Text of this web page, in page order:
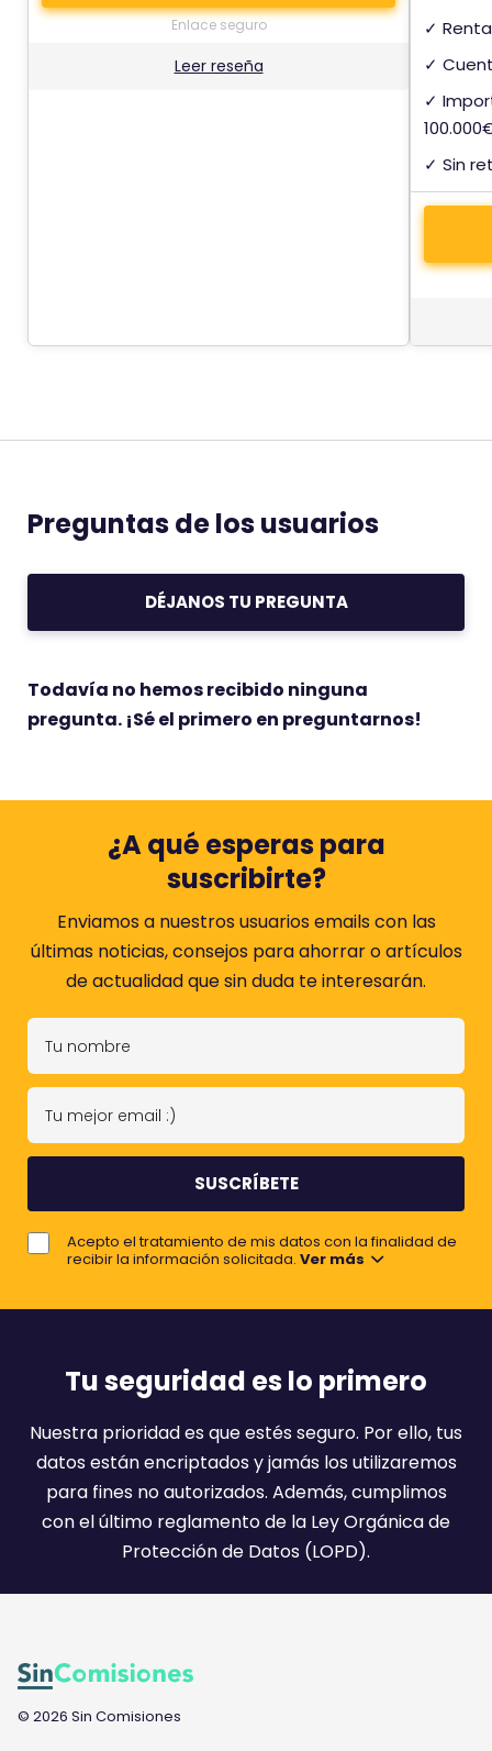
Enlace seguro
Leer reseña
✓
✓
✓
✓ Sin
Preguntas de los usuarios
DÉJANOS TU PREGUNTA
Todavía no hemos recibido ninguna
pregunta. ¡Sé el primero en preguntarnos!
¿A qué esperas para
suscribirte?
Enviamos a nuestros usuarios emails con las
últimas noticias, consejos para ahorrar o artículos
de actualidad que sin duda te interesarán.
T
n
m
r
e
T
m
j
o
e
Acepto el tratamiento de mis datos con la finalidad de
recibir la información solicitada. Ver más
Tu seguridad es lo primero
Nuestra prioridad es que estés seguro. Por ello, tus
datos están encriptados y jamás los utilizaremos
para fines no autorizados. Además, cumplimos
con el último reglamento de la Ley Orgánica de
Protección de Datos (LOPD).
© 2026 Sin Comisiones